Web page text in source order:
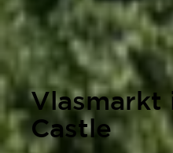
Vlasmarkt
Castle